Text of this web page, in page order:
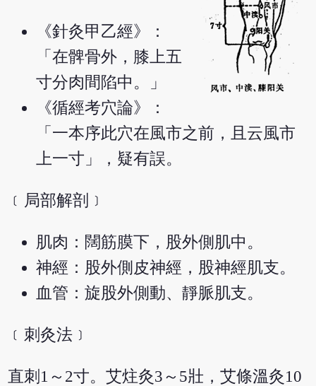
《針灸甲乙經》：
「在髀骨外，膝上五
寸分肉間陷中。」
《循經考穴論》：
「一本序此穴在風市之前，且云風市
上一寸」，疑有誤。
﹝局部解剖﹞
肌肉：闊筋膜下，股外側肌中。
神經：股外側皮神經，股神經肌支。
血管：旋股外側動、靜脈肌支。
﹝刺灸法﹞
直刺1～2寸。艾炷灸3～5壯，艾條溫灸10